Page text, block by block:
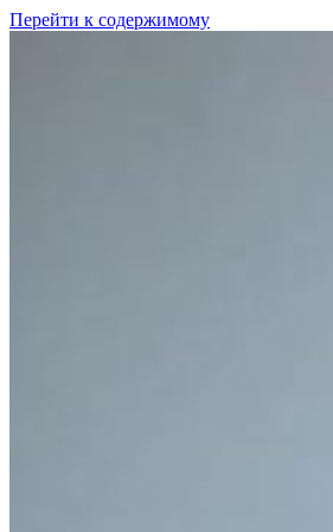
Перейти к содержимому